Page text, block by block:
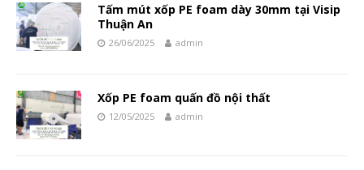
Tấm mút xốp PE foam dày 30mm tại Visip
Thuận An
26/06/2025 admin
Xốp PE foam quấn đồ nội thất
12/05/2025 admin